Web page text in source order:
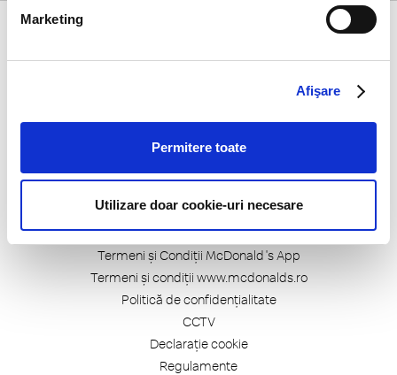
Marketing
Afişare
Permitere toate
Utilizare doar cookie-uri necesare
Despre noi
Despre noi
Kroc
digitală
Restaurante
Contact
Contact
Carieră
Presa
Termeni și Condiții McDonald's App
Termeni și condiții www.mcdonalds.ro
Politică de confidențialitate
CCTV
Declarație cookie
Regulamente